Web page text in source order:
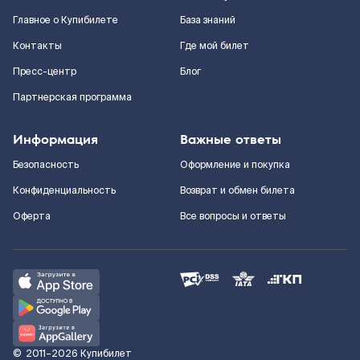
Главное о Купибилете
Контакты
Пресс-центр
Партнерская программа
База знаний
Где мой билет
Блог
Информация
Безопасность
Конфиденциальность
Оферта
Важные ответы
Оформление и покупка
Возврат и обмен билета
Все вопросы и ответы
© 2011–2026 Купибилет